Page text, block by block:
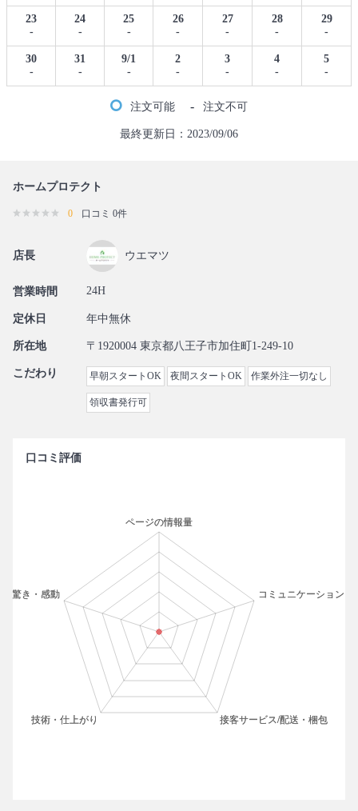
23
-
24
-
25
-
26
-
27
-
28
-
29
-
30
-
31
-
9/1
-
2
-
3
-
4
-
5
-
注文可能 - 注文不可
最終更新日：2023/09/06
ホームプロテクト
0 口コミ 0件
店長 ウエマツ
営業時間 24H
定休日 年中無休
所在地 〒1920004 東京都八王子市加住町1-249-10
こだわり 早朝スタートOK 夜間スタートOK 作業外注一切なし
領収書発行可
口コミ評価